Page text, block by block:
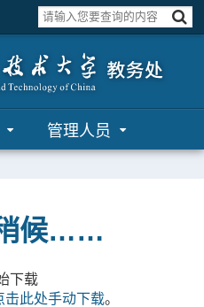
管理人员
候……
下载
击此处手动下载。